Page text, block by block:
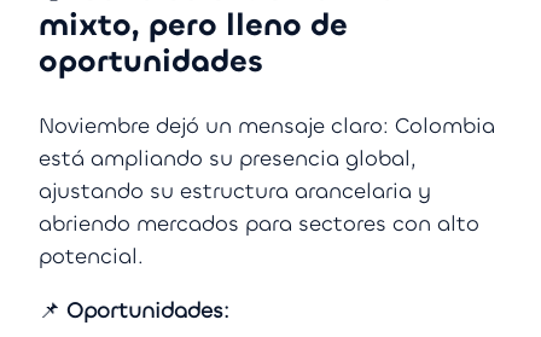
mixto, pero lleno de
oportunidades
Noviembre dejó un mensaje claro: Colombia
está ampliando su presencia global,
ajustando su estructura arancelaria y
abriendo mercados para sectores con alto
potencial.
📌 Oportunidades: